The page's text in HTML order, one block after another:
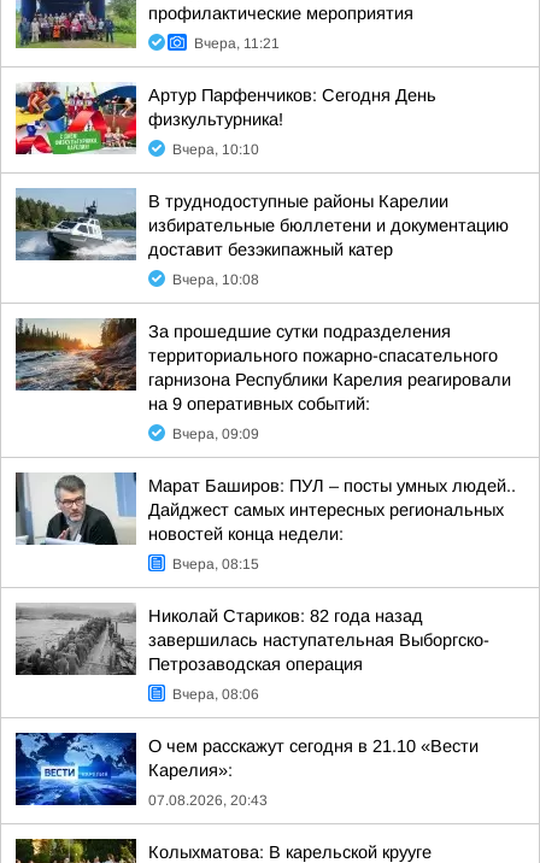
профилактические мероприятия
Вчера, 11:21
Артур Парфенчиков: Сегодня День
физкультурника!
Вчера, 10:10
В труднодоступные районы Карелии
избирательные бюллетени и документацию
доставит безэкипажный катер
Вчера, 10:08
За прошедшие сутки подразделения
территориального пожарно-спасательного
гарнизона Республики Карелия реагировали
на 9 оперативных событий:
Вчера, 09:09
Марат Баширов: ПУЛ – посты умных людей..
Дайджест самых интересных региональных
новостей конца недели:
Вчера, 08:15
Николай Стариков: 82 года назад
завершилась наступательная Выборгско-
Петрозаводская операция
Вчера, 08:06
О чем расскажут сегодня в 21.10 «Вести
Карелия»:
07.08.2026, 20:43
Колыхматова: В карельской крууге